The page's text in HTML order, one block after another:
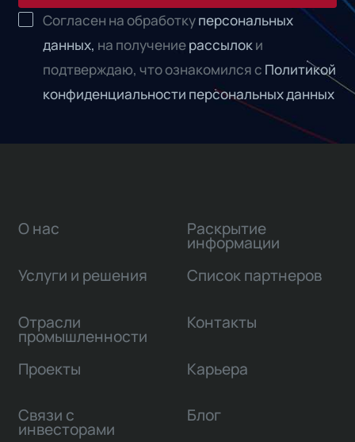
Согласен на обработкуперсональных
данных, на получениерассылоки
подтверждаю, что ознакомился с Политикой
конфиденциальности персональных данных
О нас
Услуги и решения
Отрасли
промышленности
Проекты
Связи с
инвесторами
Раскрытие
информации
Список партнеров
Контакты
Карьера
Блог